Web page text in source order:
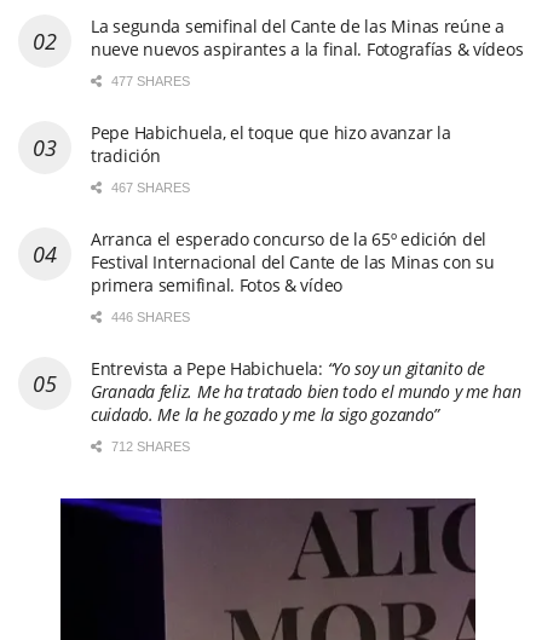
La segunda semifinal del Cante de las Minas reúne a
nueve nuevos aspirantes a la final. Fotografías & vídeos
477 SHARES
Pepe Habichuela, el toque que hizo avanzar la
tradición
467 SHARES
Arranca el esperado concurso de la 65º edición del
Festival Internacional del Cante de las Minas con su
primera semifinal. Fotos & vídeo
446 SHARES
Entrevista a Pepe Habichuela: “Yo soy un gitanito de
Granada feliz. Me ha tratado bien todo el mundo y me han
cuidado. Me la he gozado y me la sigo gozando”
712 SHARES